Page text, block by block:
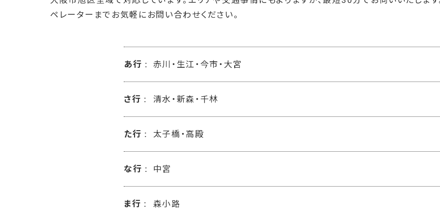
ペレーターまでお気軽にお問い合わせください。
あ行 赤川・生江・今市・大宮
さ行 清水・新森・千林
た行 太子橋・高殿
な行 中宮
ま行 森小路